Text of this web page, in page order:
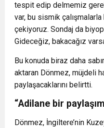
tespit edip delmemiz
var, bu sismik çalışmalarla
çekiyoruz. Sondaj da
Gideceğiz, bakacağız
Bu konuda biraz daha
aktaran Dönmez, müjdeli
paylaşacaklarını belirtti.
“Adilane bir
Dönmez, İngiltere’nin